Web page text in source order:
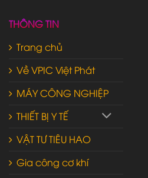
THÔNG TIN
Trang chủ
Về VPIC Việt Phát
MÁY CÔNG NGHIỆP
THIẾT BỊ Y TẾ
VẬT TƯ TIÊU HAO
Gia công cơ khí